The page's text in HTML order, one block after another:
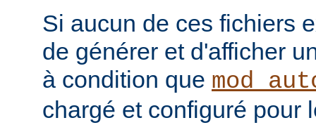
Si aucun de ces fichiers
de générer et d'afficher
à condition que
chargé et configuré pour